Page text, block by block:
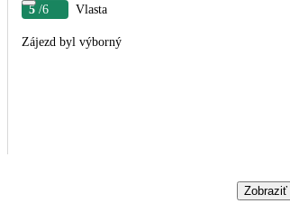
5 /6 Vlasta
Zájezd byl výborný